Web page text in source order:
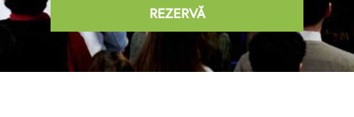
REZERVĂ